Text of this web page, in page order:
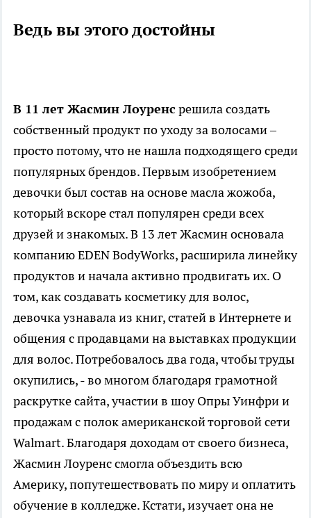
Ведь вы этого достойны
В 11 лет Жасмин Лоуренс решила создать
собственный продукт по уходу за волосами –
просто потому, что не нашла подходящего среди
популярных брендов. Первым изобретением
девочки был состав на основе масла жожоба,
который вскоре стал популярен среди всех
друзей и знакомых. В 13 лет Жасмин основала
компанию EDEN BodyWorks, расширила линейку
продуктов и начала активно продвигать их. О
том, как создавать косметику для волос,
девочка узнавала из книг, статей в Интернете и
общения с продавцами на выставках продукции
для волос. Потребовалось два года, чтобы труды
окупились, - во многом благодаря грамотной
раскрутке сайта, участии в шоу Опры Уинфри и
продажам с полок американской торговой сети
Walmart. Благодаря доходам от своего бизнеса,
Жасмин Лоуренс смогла объездить всю
Америку, попутешествовать по миру и оплатить
обучение в колледже. Кстати, изучает она не